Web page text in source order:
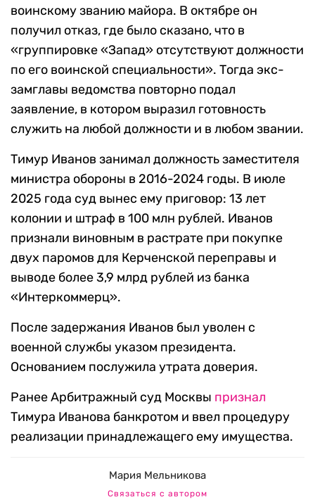
воинскому званию майора. В октябре он
получил отказ, где было сказано, что в
«группировке «Запад» отсутствуют должности
по его воинской специальности». Тогда экс-
замглавы ведомства повторно подал
заявление, в котором выразил готовность
служить на любой должности и в любом звании.
Тимур Иванов занимал должность заместителя
министра обороны в 2016-2024 годы. В июле
2025 года суд вынес ему приговор: 13 лет
колонии и штраф в 100 млн рублей. Иванов
признали виновным в растрате при покупке
двух паромов для Керченской переправы и
выводе более 3,9 млрд рублей из банка
«Интеркоммерц».
После задержания Иванов был уволен с
военной службы указом президента.
Основанием послужила утрата доверия.
Ранее Арбитражный суд Москвы признал
Тимура Иванова банкротом и ввел процедуру
реализации принадлежащего ему имущества.
Мария Мельникова
Связаться с автором